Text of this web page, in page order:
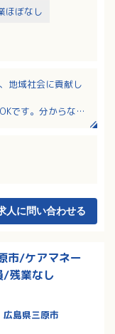
ほぼなし
地域社会に貢献し
です。分からない
す！
ト制なので平日休
人に問い合わせる
市/ケアマネー
/残業なし
広島県三原市